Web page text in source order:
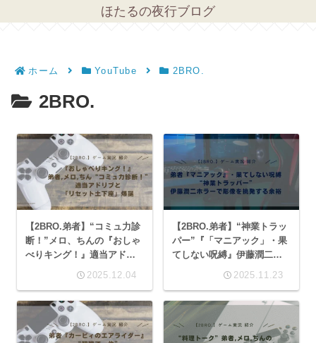
ほたるの夜行ブログ
ホーム YouTube 2BRO.
2BRO.
【2BRO.弟者】“コミュ力診
断！”メロ、ちんの『おしゃ
べりキング！』適当アドリ
2025.12.04
【2BRO.弟者】“神業トラッ
パー”『「マニアック」・果
てしない呪縛』伊藤潤二ホ
2025.11.23